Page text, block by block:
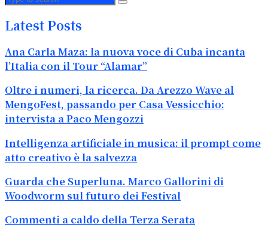
Latest Posts
Ana Carla Maza: la nuova voce di Cuba incanta
l’Italia con il Tour “Alamar”
Oltre i numeri, la ricerca. Da Arezzo Wave al
MengoFest, passando per Casa Vessicchio:
intervista a Paco Mengozzi
Intelligenza artificiale in musica: il prompt come
atto creativo è la salvezza
Guarda che Superluna. Marco Gallorini di
Woodworm sul futuro dei Festival
Commenti a caldo della Terza Serata